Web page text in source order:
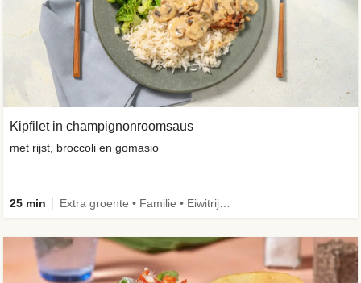
Kipfilet in champignonroomsaus
met rijst, broccoli en gomasio
25 min